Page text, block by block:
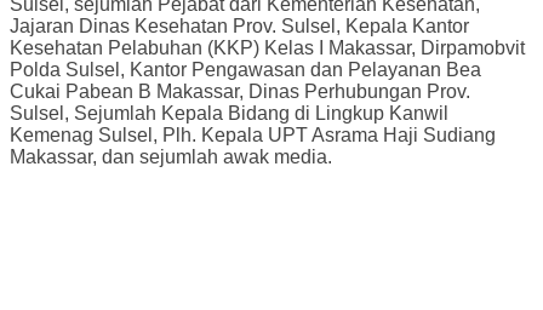
Jajaran Dinas Kesehatan Prov. Sulsel, Kepala Kantor
Kesehatan Pelabuhan (KKP) Kelas I Makassar, Dirpamobvit
Polda Sulsel, Kantor Pengawasan dan Pelayanan Bea
Cukai Pabean B Makassar, Dinas Perhubungan Prov.
Sulsel, Sejumlah Kepala Bidang di Lingkup Kanwil
Kemenag Sulsel, Plh. Kepala UPT Asrama Haji Sudiang
Makassar, dan sejumlah awak media.